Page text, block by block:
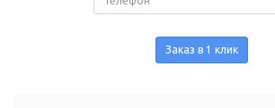
Заказ в 1 клик